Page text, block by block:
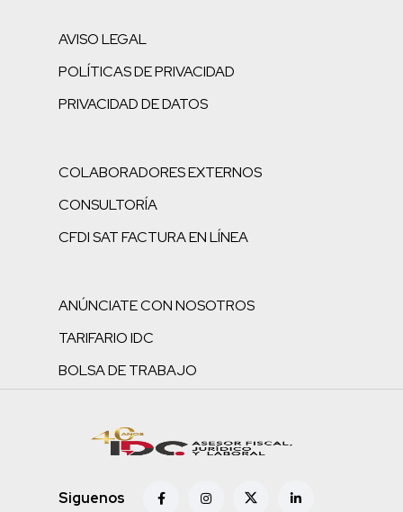
AVISO LEGAL
POLÍTICAS DE PRIVACIDAD
PRIVACIDAD DE DATOS
COLABORADORES EXTERNOS
CONSULTORÍA
CFDI SAT FACTURA EN LÍNEA
ANÚNCIATE CON NOSOTROS
TARIFARIO IDC
BOLSA DE TRABAJO
Siguenos